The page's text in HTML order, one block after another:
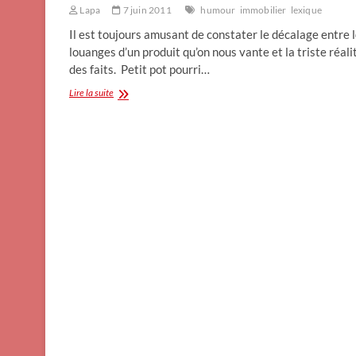
Lapa 7 juin 2011 humour immobilier lexique
Il est toujours amusant de constater le décalage entre
louanges d’un produit qu’on nous vante et la triste
des faits. Petit pot pourri…
Lire la suiteDictionnaire